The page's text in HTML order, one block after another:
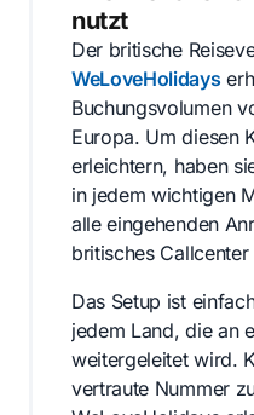
nutzt
Der britische
WeLoveHolidays
Buchungsvolumen
Europa. Um diesen
erleichtern, haben
in jedem wichtigen
alle eingehenden
britisches Callcenter
Das Setup ist
jedem Land, die an
weitergeleitet wird.
vertraute Nummer